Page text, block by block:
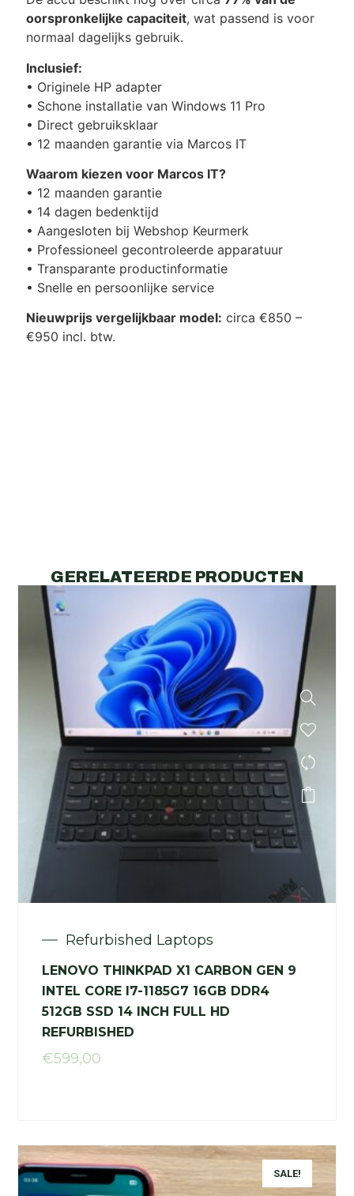
oorspronkelijke capaciteit, wat passend is voor
normaal dagelijks gebruik.
Inclusief:
• Originele HP adapter
• Schone installatie van Windows 11 Pro
• Direct gebruiksklaar
• 12 maanden garantie via Marcos IT
Waarom kiezen voor Marcos IT?
• 12 maanden garantie
• 14 dagen bedenktijd
• Aangesloten bij Webshop Keurmerk
• Professioneel gecontroleerde apparatuur
• Transparante productinformatie
• Snelle en persoonlijke service
Nieuwprijs vergelijkbaar model: circa €850 –
€950 incl. btw.
GERELATEERDE PRODUCTEN
Refurbished Laptops
LENOVO THINKPAD X1 CARBON GEN 9
INTEL CORE I7-1185G7 16GB DDR4
512GB SSD 14 INCH FULL HD
REFURBISHED
€599,00
SALE!